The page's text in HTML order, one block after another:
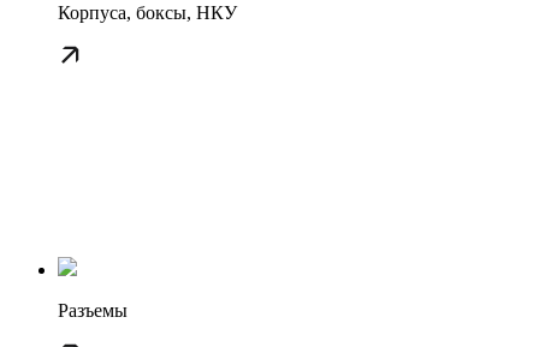
Корпуса, боксы, НКУ
Разъемы